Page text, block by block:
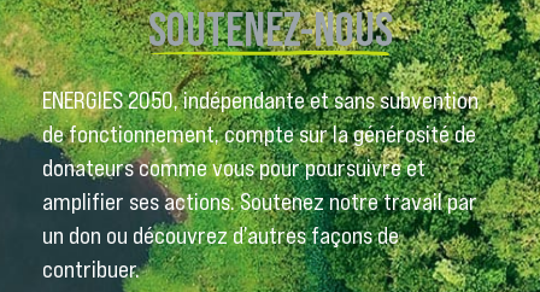
SOUTENEZ-NOUS
ENERGIES 2050, indépendante et sans subvention
de fonctionnement, compte sur la générosité de
donateurs comme vous pour poursuivre et
amplifier ses actions. Soutenez notre travail par
un don ou découvrez d’autres façons de
contribuer.